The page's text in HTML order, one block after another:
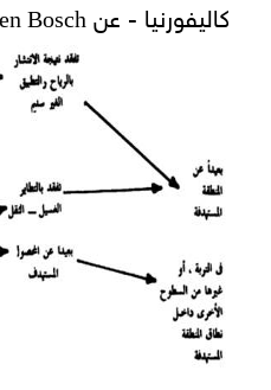
كاليفورنيا - عن Bosch